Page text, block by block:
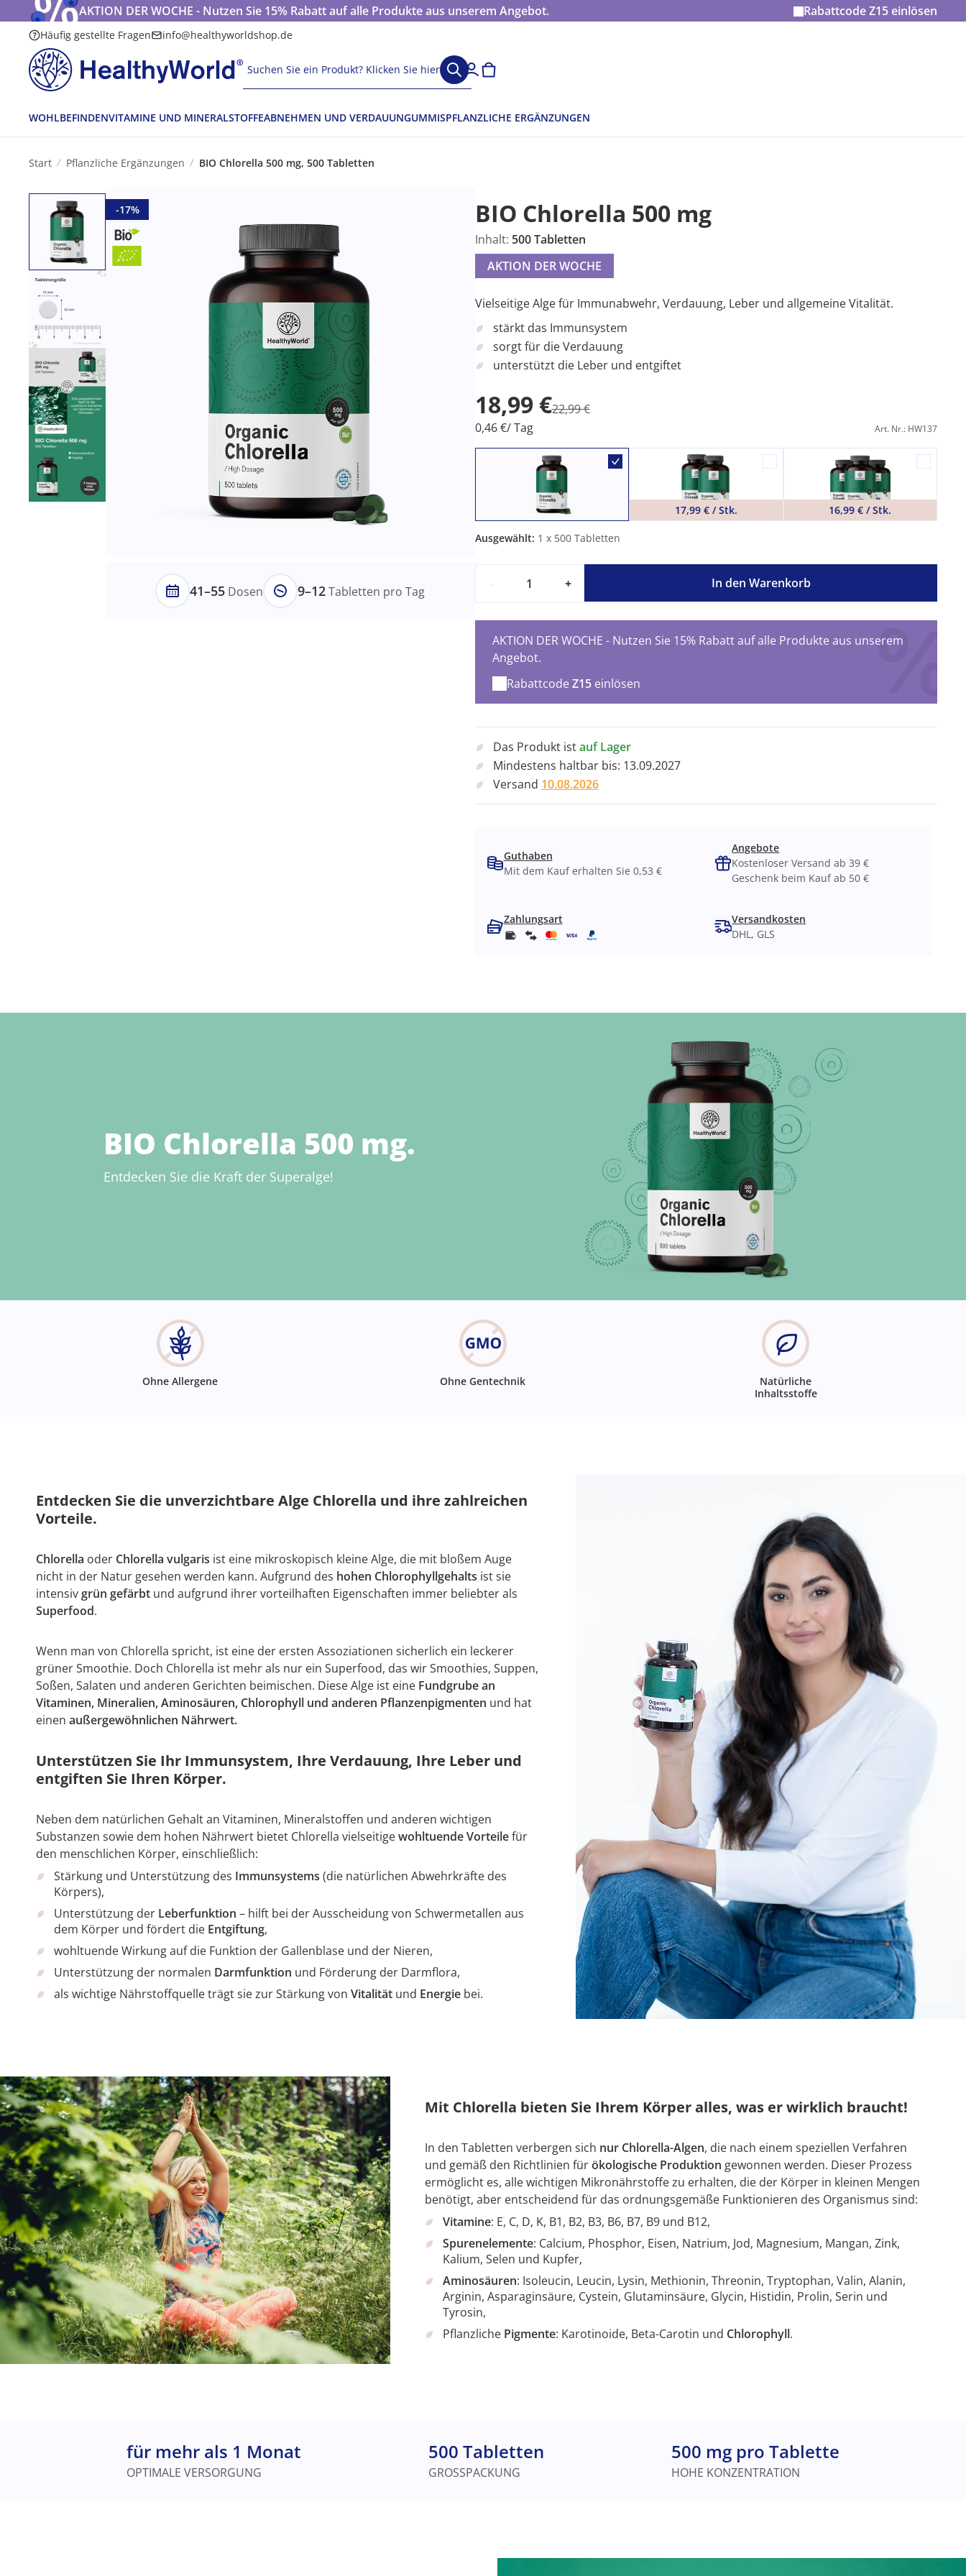
AKTION DER WOCHE - Nutzen Sie 15% Rabatt auf alle Produkte aus unserem Angebot. RabattcodeZ15einlösen
Häufig gestellte Fragen info@healthyworldshop.de
Suchen Sie ein Produkt? Klicken Sie hier
WOHLBEFINDENVITAMINE UND MINERALSTOFFEABNEHMEN UND VERDAUUNGUMMISPFLANZLICHE ERGÄNZUNGEN
Start Pflanzliche Ergänzungen BIO Chlorella 500 mg, 500 Tabletten
-17%
41–55 Dosen 9–12Tabletten pro Tag
BIO Chlorella 500 mg
Inhalt: 500 Tabletten
AKTION DER WOCHE
Vielseitige Alge für Immunabwehr, Verdauung, Leber und allgemeine Vitalität.
stärkt das Immunsystem
sorgt für die Verdauung
unterstützt die Leber und entgiftet
18,99 €22,99 €
0,46 €/ Tag
Art. Nr.: HW137
17,99 € / Stk. 16,99 € / Stk.
Ausgewählt: 1 x 500 Tabletten
+ In den Warenkorb
AKTION DER WOCHE - Nutzen Sie 15% Rabatt auf alle Produkte aus unserem
Angebot.
Rabattcode Z15einlösen
Das Produkt istauf Lager
Mindestens haltbar bis: 13.09.2027
Versand 10.08.2026
Guthaben
Mit dem Kauf erhalten Sie 0,53 €
Angebote
Kostenloser Versand ab 39 €
Geschenk beim Kauf ab 50 €
Zahlungsart
Versandkosten
DHL, GLS
BIO Chlorella 500 mg.
Entdecken Sie die Kraft der Superalge!
Ohne Allergene Ohne Gentechnik
Natürliche
Inhaltsstoffe
Entdecken Sie die unverzichtbare Alge Chlorella und ihre zahlreichen
Vorteile.
Chlorella oder Chlorella vulgaris ist eine mikroskopisch kleine Alge, die mit bloßem Auge
nicht in der Natur gesehen werden kann. Aufgrund des hohen Chlorophyllgehalts ist sie
intensivgrün gefärbt und aufgrund ihrer vorteilhaften Eigenschaften immer beliebter als
Superfood.
Wenn man von Chlorella spricht, ist eine der ersten Assoziationen sicherlich ein leckerer
grüner Smoothie. Doch Chlorella ist mehr als nur ein Superfood, das wir Smoothies, Suppen,
Soßen, Salaten und anderen Gerichten beimischen. Diese Alge ist eine Fundgrube an
Vitaminen, Mineralien, Aminosäuren, Chlorophyll und anderen Pflanzenpigmenten und hat
einen außergewöhnlichen Nährwert.
Unterstützen Sie Ihr Immunsystem, Ihre Verdauung, Ihre Leber und
entgiften Sie Ihren Körper.
Neben dem natürlichen Gehalt an Vitaminen, Mineralstoffen und anderen wichtigen
Substanzen sowie dem hohen Nährwert bietet Chlorella vielseitigewohltuende Vorteilefür
den menschlichen Körper, einschließlich:
Stärkung und Unterstützung des Immunsystems (die natürlichen Abwehrkräfte des
Körpers),
Unterstützung der Leberfunktion – hilft bei der Ausscheidung von Schwermetallen aus
dem Körper und fördert die Entgiftung,
wohltuende Wirkung auf die Funktion der Gallenblase und der Nieren,
Unterstützung der normalen Darmfunktion und Förderung der Darmflora,
als wichtige Nährstoffquelle trägt sie zur Stärkung von Vitalität und Energie bei.
Mit Chlorella bieten Sie Ihrem Körper alles, was er wirklich braucht!
In den Tabletten verbergen sich nur Chlorella-Algen, die nach einem speziellen Verfahren
und gemäß den Richtlinien fürökologische Produktion gewonnen werden. Dieser Prozess
ermöglicht es, alle wichtigen Mikronährstoffe zu erhalten, die der Körper in kleinen Mengen
benötigt, aber entscheidend für das ordnungsgemäße Funktionieren des Organismus sind:
Vitamine: E, C, D, K, B1, B2, B3, B6, B7, B9 und B12,
Spurenelemente: Calcium, Phosphor, Eisen, Natrium, Jod, Magnesium, Mangan, Zink,
Kalium, Selen und Kupfer,
Aminosäuren: Isoleucin, Leucin, Lysin, Methionin, Threonin, Tryptophan, Valin, Alanin,
Arginin, Asparaginsäure, Cystein, Glutaminsäure, Glycin, Histidin, Prolin, Serin und
Tyrosin,
Pflanzliche Pigmente: Karotinoide, Beta-Carotin und Chlorophyll.
für mehr als 1 Monat
OPTIMALE VERSORGUNG
500 Tabletten
GROSSPACKUNG
500 mg pro Tablette
HOHE KONZENTRATION